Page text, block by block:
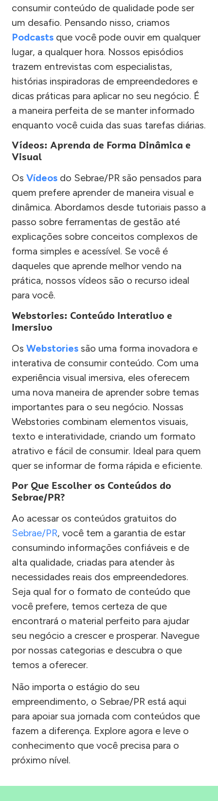
consumir conteúdo de qualidade pode ser
um desafio. Pensando nisso, criamos
Podcasts que você pode ouvir em qualquer
lugar, a qualquer hora. Nossos episódios
trazem entrevistas com especialistas,
histórias inspiradoras de empreendedores e
dicas práticas para aplicar no seu negócio. É
a maneira perfeita de se manter informado
enquanto você cuida das suas tarefas diárias.
Vídeos: Aprenda de Forma Dinâmica e
Visual
Os Vídeos do Sebrae/PR são pensados para
quem prefere aprender de maneira visual e
dinâmica. Abordamos desde tutoriais passo a
passo sobre ferramentas de gestão até
explicações sobre conceitos complexos de
forma simples e acessível. Se você é
daqueles que aprende melhor vendo na
prática, nossos vídeos são o recurso ideal
para você.
Webstories: Conteúdo Interativo e
Imersivo
Os Webstories são uma forma inovadora e
interativa de consumir conteúdo. Com uma
experiência visual imersiva, eles oferecem
uma nova maneira de aprender sobre temas
importantes para o seu negócio. Nossas
Webstories combinam elementos visuais,
texto e interatividade, criando um formato
atrativo e fácil de consumir. Ideal para quem
quer se informar de forma rápida e eficiente.
Por Que Escolher os Conteúdos do
Sebrae/PR?
Ao acessar os conteúdos gratuitos do
Sebrae/PR, você tem a garantia de estar
consumindo informações confiáveis e de
alta qualidade, criadas para atender às
necessidades reais dos empreendedores.
Seja qual for o formato de conteúdo que
você prefere, temos certeza de que
encontrará o material perfeito para ajudar
seu negócio a crescer e prosperar. Navegue
por nossas categorias e descubra o que
temos a oferecer.
Não importa o estágio do seu
empreendimento, o Sebrae/PR está aqui
para apoiar sua jornada com conteúdos que
fazem a diferença. Explore agora e leve o
conhecimento que você precisa para o
próximo nível.